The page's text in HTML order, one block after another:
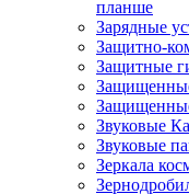
планше
Зарядные
Защитно-
Защитные
Звуковые
Звуковые
Зеркала